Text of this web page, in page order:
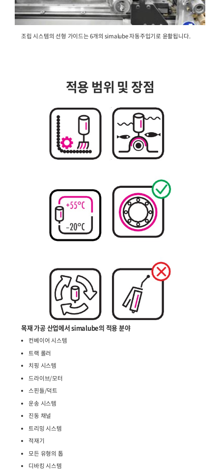
둥근 톱의 스핀들은 2개의 simalube 125ml 자동주